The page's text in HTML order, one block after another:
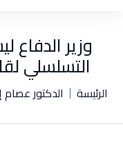
وزير الدفاع
التسلسلي
الرئيسة الدكتور عصام